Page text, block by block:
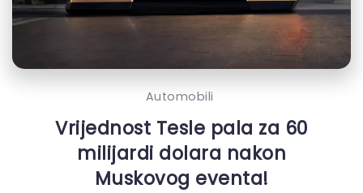
Automobili
Vrijednost Tesle pala za 60
milijardi dolara nakon
Muskovog eventa!